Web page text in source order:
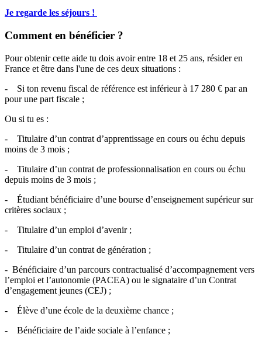
Je regarde les séjours !
Comment en bénéficier ?
Pour obtenir cette aide tu dois avoir entre 18 et 25 ans, résider en
France et être dans l'une de ces deux situations :
- Si ton revenu fiscal de référence est inférieur à 17 280 € par an
pour une part fiscale ;
Ou si tu es :
- Titulaire d’un contrat d’apprentissage en cours ou échu depuis
moins de 3 mois ;
- Titulaire d’un contrat de professionnalisation en cours ou échu
depuis moins de 3 mois ;
- Étudiant bénéficiaire d’une bourse d’enseignement supérieur sur
critères sociaux ;
- Titulaire d’un emploi d’avenir ;
- Titulaire d’un contrat de génération ;
- Bénéficiaire d’un parcours contractualisé d’accompagnement vers
l’emploi et l’autonomie (PACEA) ou le signataire d’un Contrat
d’engagement jeunes (CEJ) ;
- Élève d’une école de la deuxième chance ;
- Bénéficiaire de l’aide sociale à l’enfance ;